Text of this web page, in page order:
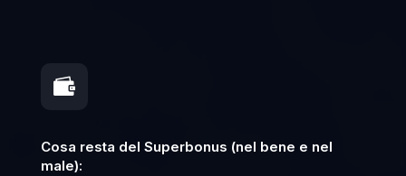

Cosa resta del Superbonus (nel bene e nel
male):